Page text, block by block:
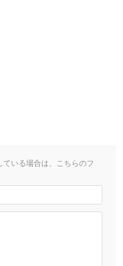
いる場合は、こちらのフ